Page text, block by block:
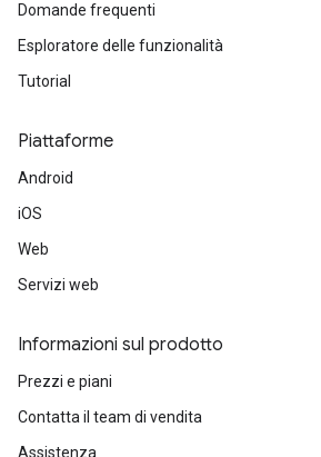
Domande frequenti
Esploratore delle funzionalità
Tutorial
Piattaforme
Android
iOS
Web
Servizi web
Informazioni sul prodotto
Prezzi e piani
Contatta il team di vendita
Assistenza